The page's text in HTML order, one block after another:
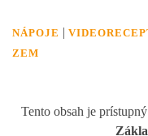
NÁPOJE |
ZEM
Tento obsah je